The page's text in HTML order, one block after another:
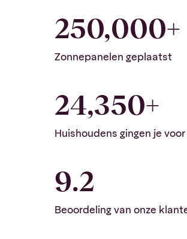
250,000+
Zonnepanelen geplaatst
24,350+
Huishoudens gingen je voor
9.2
Beoordeling van onze